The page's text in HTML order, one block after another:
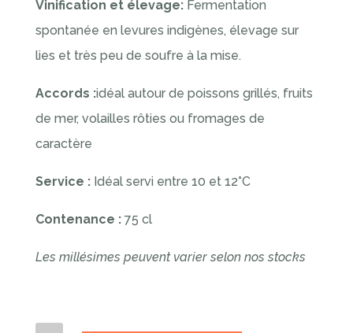
Vinification et élevage: Fermentation
spontanée en levures indigènes, élevage sur
lies et très peu de soufre à la mise.
Accords :idéal autour de poissons grillés, fruits
de mer, volailles rôties ou fromages de
caractère
Service : Idéal servi entre 10 et 12°C
Contenance : 75 cl
Les millésimes peuvent varier selon nos stocks